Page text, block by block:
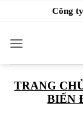
nội
dung
Công
TRANG
BIẾN